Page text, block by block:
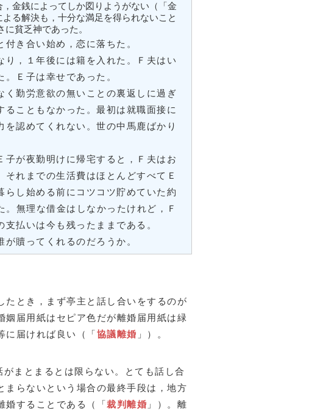
金銭によってしか図りようがない（「金
る解決も，十分な満足を得られないこと
貧乏神であった。
き合い始め，恋に落ちた。
，１年後には籍を入れた。Ｆ夫はい
Ｅ子は幸せであった。
勤労意欲の無いことの裏返しに過ぎ
こともなかった。最初は就職面接に
認めてくれない。世の中馬鹿ばかり
が夜勤明けに帰宅すると，Ｆ夫はお
れまでの生活費はほとんどすべてＥ
し始める前にコツコツ貯めていた約
無理な借金はしなかったけれど，Ｆ
払いは今も残ったままである。
贖ってくれるのだろうか。
とき，まず亭主と話し合いをするのが
届用紙はセピア色だが離婚届用紙は緑
に届ければ良い（「協議離婚 」）。
まとまるとは限らない。とても話し合
まらないという場合の最終手段は，地方
婚することである（「裁判離婚 」）。離